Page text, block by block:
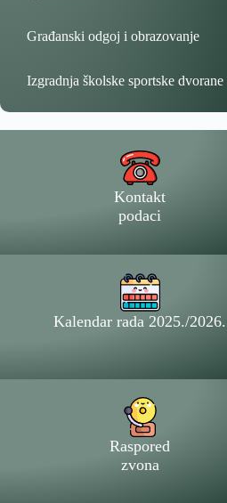
Građanski odgoj i obrazovanje
Izgradnja školske sportske dvorane
Kontakt
podaci
Kalendar rada 2025./2026.
Raspored
zvona